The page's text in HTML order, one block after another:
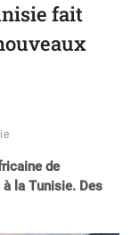
fait
de
la Tunisie. Des